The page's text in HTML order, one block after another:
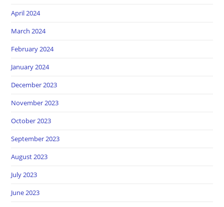
April 2024
March 2024
February 2024
January 2024
December 2023
November 2023
October 2023
September 2023
August 2023
July 2023
June 2023